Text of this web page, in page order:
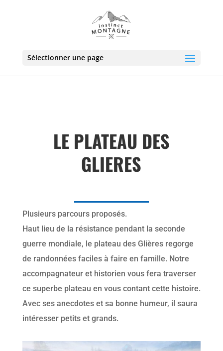
Sélectionner une page
LE PLATEAU DES
GLIERES
Plusieurs parcours proposés.
Haut lieu de la résistance pendant la seconde
guerre mondiale, le plateau des Glières regorge
de randonnées faciles à faire en famille. Notre
accompagnateur et historien vous fera traverser
ce superbe plateau en vous contant cette histoire.
Avec ses anecdotes et sa bonne humeur, il saura
intéresser petits et grands.